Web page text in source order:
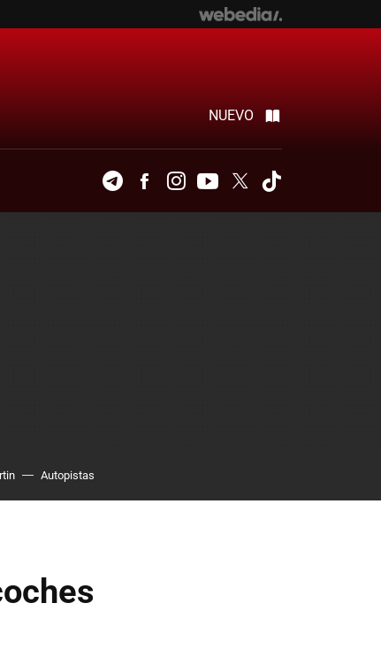
NUEVO
TelegramFacebookInstagramYoutubeTwitter
Autopistas